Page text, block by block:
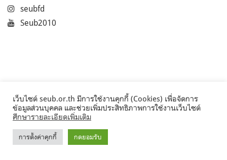
seubfd
Seub2010
©2017 Seub.or.th
เว็บไซต์ seub.or.th มีการใช้งานคุกกี้ (Cookies) เพื่อจัดการ
ข้อมูลส่วนบุคคล และช่วยเพิ่มประสิทธิภาพการใช้งานเว็บไซต์
ศึกษารายละเอียดเพิ่มเติม
การตั้งค่าคุกกี้ กดยอมรับ